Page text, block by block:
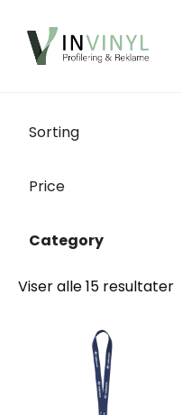
Sorting
Price
Category
Viser alle 15 resultater